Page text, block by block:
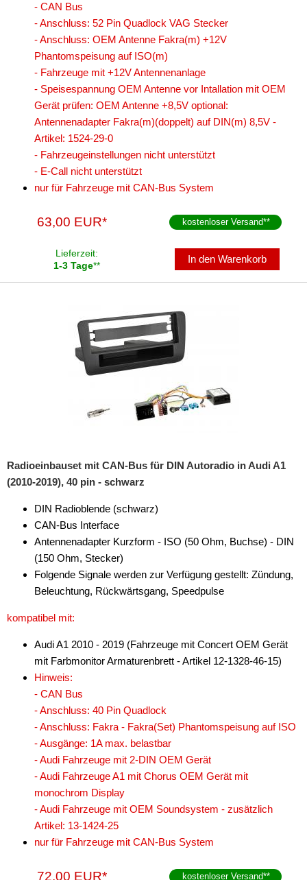
Parkscheiben
Radioadapter
Radioblenden
Radioeinbausets
für Alfa Romeo
100
200
A8
Q5
R8
TT
für Cadillac
für Chrysler
für Citroen
für Daewoo
für Dodge
für Ford
- CAN Bus
- Anschluss: 52 Pin Quadlock VAG Stecker
- Anschluss: OEM Antenne Fakra(m) +12V
Phantomspeisung auf ISO(m)
- Fahrzeuge mit +12V Antennenanlage
- Speisespannung OEM Antenne vor Intallation mit OEM
Gerät prüfen: OEM Antenne +8,5V optional:
Antennenadapter Fakra(m)(doppelt) auf DIN(m) 8,5V -
Artikel: 1524-29-0
- Fahrzeugeinstellungen nicht unterstützt
- E-Call nicht unterstützt
nur für Fahrzeuge mit CAN-Bus System
63,00 EUR* kostenloser Versand**
Lieferzeit:
1-3 Tage**
In den Warenkorb
Radioeinbauset mit CAN-Bus für DIN Autoradio in Audi A1
(2010-2019), 40 pin - schwarz
DIN Radioblende (schwarz)
CAN-Bus Interface
Antennenadapter Kurzform - ISO (50 Ohm, Buchse) - DIN
(150 Ohm, Stecker)
Folgende Signale werden zur Verfügung gestellt: Zündung,
Beleuchtung, Rückwärtsgang, Speedpulse
kompatibel mit:
Audi A1 2010 - 2019 (Fahrzeuge mit Concert OEM Gerät
mit Farbmonitor Armaturenbrett - Artikel 12-1328-46-15)
Hinweis:
- CAN Bus
- Anschluss: 40 Pin Quadlock
- Anschluss: Fakra - Fakra(Set) Phantomspeisung auf ISO
- Ausgänge: 1A max. belastbar
- Audi Fahrzeuge mit 2-DIN OEM Gerät
- Audi Fahrzeuge A1 mit Chorus OEM Gerät mit
monochrom Display
- Audi Fahrzeuge mit OEM Soundsystem - zusätzlich
Artikel: 13-1424-25
nur für Fahrzeuge mit CAN-Bus System
72,00 EUR* kostenloser Versand**